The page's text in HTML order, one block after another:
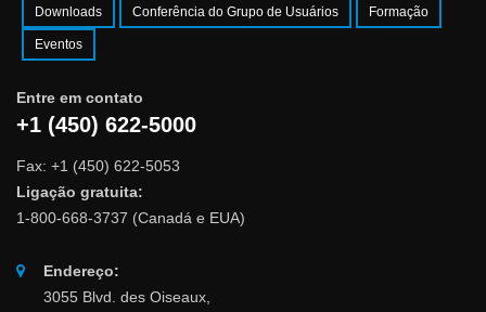
Downloads Conferência do Grupo de Usuários Formação
Eventos
Entre em contato
+1 (450) 622-5000
Fax: +1 (450) 622-5053
Ligação gratuita:
1-800-668-3737 (Canadá e EUA)
Endereço:
3055 Blvd. des Oiseaux,